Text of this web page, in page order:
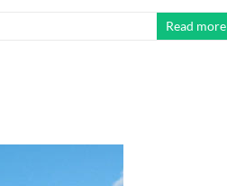
Read more